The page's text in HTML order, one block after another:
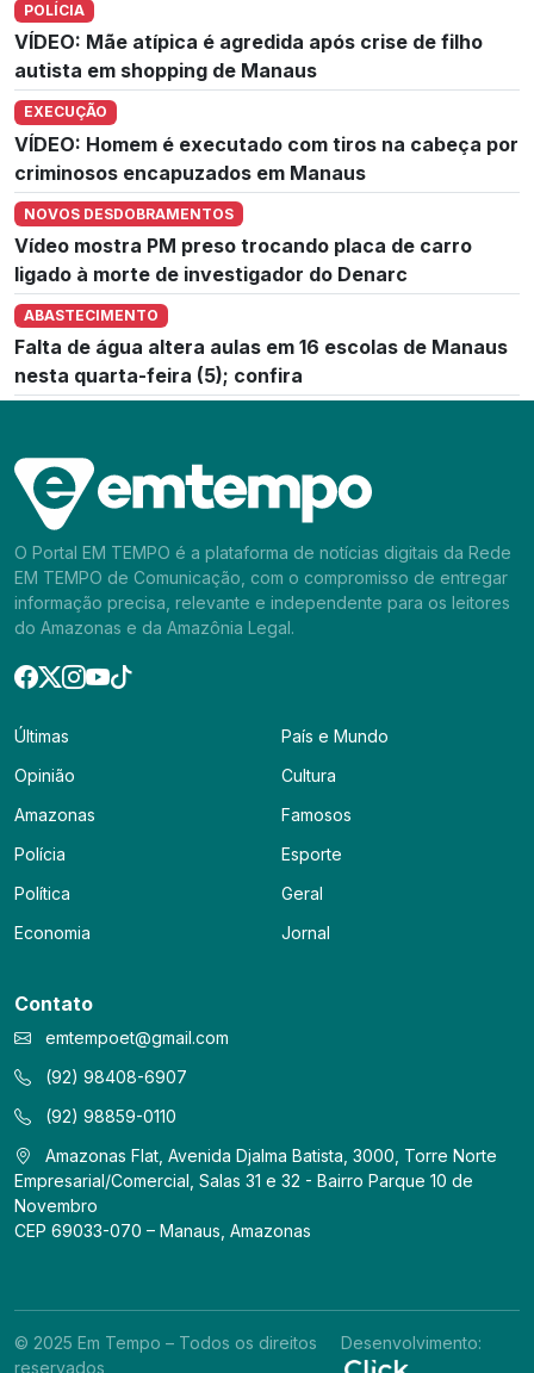
POLÍCIA
VÍDEO: Mãe atípica é agredida após crise de filho
autista em shopping de Manaus
EXECUÇÃO
VÍDEO: Homem é executado com tiros na cabeça por
criminosos encapuzados em Manaus
NOVOS DESDOBRAMENTOS
Vídeo mostra PM preso trocando placa de carro
ligado à morte de investigador do Denarc
ABASTECIMENTO
Falta de água altera aulas em 16 escolas de Manaus
nesta quarta-feira (5); confira
O Portal EM TEMPO é a plataforma de notícias digitais da Rede
EM TEMPO de Comunicação, com o compromisso de entregar
informação precisa, relevante e independente para os leitores
do Amazonas e da Amazônia Legal.
Últimas
Opinião
Amazonas
Polícia
Política
Economia
País e Mundo
Cultura
Famosos
Esporte
Geral
Jornal
Contato
emtempoet@gmail.com
(92) 98408-6907
(92) 98859-0110
Amazonas Flat, Avenida Djalma Batista, 3000, Torre Norte
Empresarial/Comercial, Salas 31 e 32 - Bairro Parque 10 de
Novembro
CEP 69033-070 – Manaus, Amazonas
© 2025 Em Tempo – Todos os direitos
reservados
Desenvolvimento: